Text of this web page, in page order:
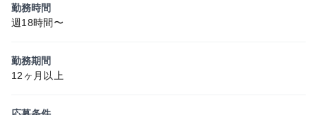
勤務時間
週18時間〜
勤務期間
12ヶ月以上